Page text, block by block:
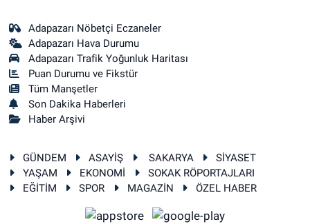
Adapazarı Nöbetçi Eczaneler
Adapazarı Hava Durumu
Adapazarı Trafik Yoğunluk Haritası
Puan Durumu ve Fikstür
Tüm Manşetler
Son Dakika Haberleri
Haber Arşivi
GÜNDEM ASAYİŞ SAKARYA
SİYASET
YAŞAM
EKONOMİ
SOKAK RÖPORTAJLARI
EĞİTİM
SPOR MAGAZİN ÖZEL HABER